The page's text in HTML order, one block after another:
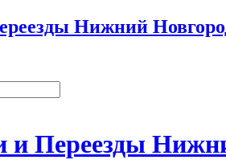
Нижний
и Переезды